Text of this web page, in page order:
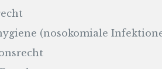
(nosokomiale